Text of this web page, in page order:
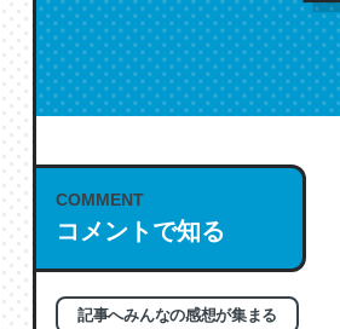
COMMENT
コメントで知る
記事へみんなの感想が集まる
これは名文。彼はとてもクレバ
もお勧め。自分はこの流れ好
─今のこの状況が信じられるかい？ by